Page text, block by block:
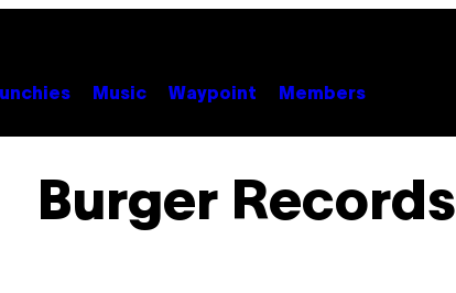
Music Waypoint Members
Burger Records